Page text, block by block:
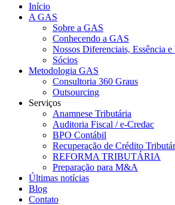
Início
A GAS
Sobre a GAS
Conhecendo a GAS
Nossos Diferenciais, Essência e
Sócios
Metodologia GAS
Consultoria 360 Graus
Outsourcing
Serviços
Anamnese Tributária
Auditoria Fiscal / e-Credac
BPO Contábil
Recuperação de Crédito
REFORMA TRIBUTÁRIA
Preparação para M&A
Últimas notícias
Blog
Contato